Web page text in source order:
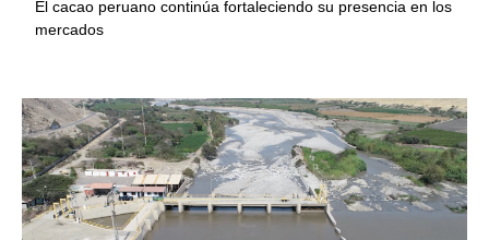
El cacao peruano continúa fortaleciendo su presencia en los
mercados